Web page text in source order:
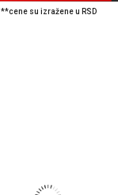
**cene su izražene u RSD